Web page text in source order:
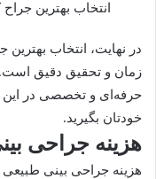
انتخاب بهترین
در نهایت، انتخاب
زمان و تحقیق دقیق است.
حرفه‌ای و تخصصی در این
خودتان بگیرید.
هزینه جراحی
هزینه جراحی بینی